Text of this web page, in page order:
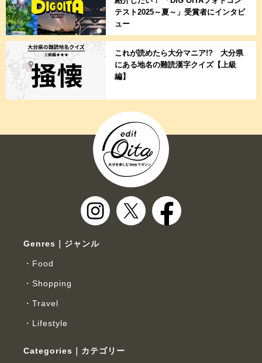
テスト2025～夏～」受賞者にインタビ
ュー
これが読めたら大分マニア!? 大分県
にある地名の難読漢字クイズ【上級
編】
Genres｜ジャンル
Food
Shopping
Travel
Lifestyle
Categories｜カテゴリー